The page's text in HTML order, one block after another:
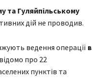
та Гуляйпільському
дій не проводив.
ведення операції в
про 22
пунктів та